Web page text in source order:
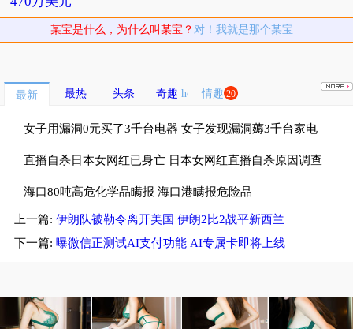
某宝是什么，为什么叫某宝？ 对！我就是那个某宝
最新 最热 头条 奇趣 情趣 20
女子用漏洞0元买了3千台电器 女子发现漏洞薅3千台家电
租仓库存放
直播自杀日本女网红已身亡 日本女网红直播自杀原因调查
中
海口80吨高危化学品瞒报 海口港瞒报危险品
上一篇: 伊朗队被勒令离开美国 伊朗2比2战平新西兰
下一篇: 曝微信正测试AI支付功能 AI专属卡即将上线